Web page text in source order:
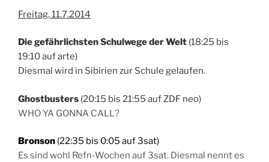
Freitag, 11.7.2014
Die gefährlichsten Schulwege der Welt (18:25 bis
19:10 auf arte)
Diesmal wird in Sibirien zur Schule gelaufen.
Ghostbusters (20:15 bis 21:55 auf ZDF neo)
WHO YA GONNA CALL?
Bronson (22:35 bis 0:05 auf 3sat)
Es sind wohl Refn-Wochen auf 3sat. Diesmal nennt es